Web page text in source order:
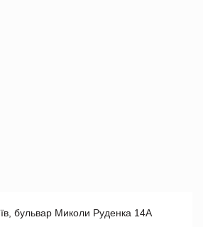
бульвар Миколи Руденка 14А